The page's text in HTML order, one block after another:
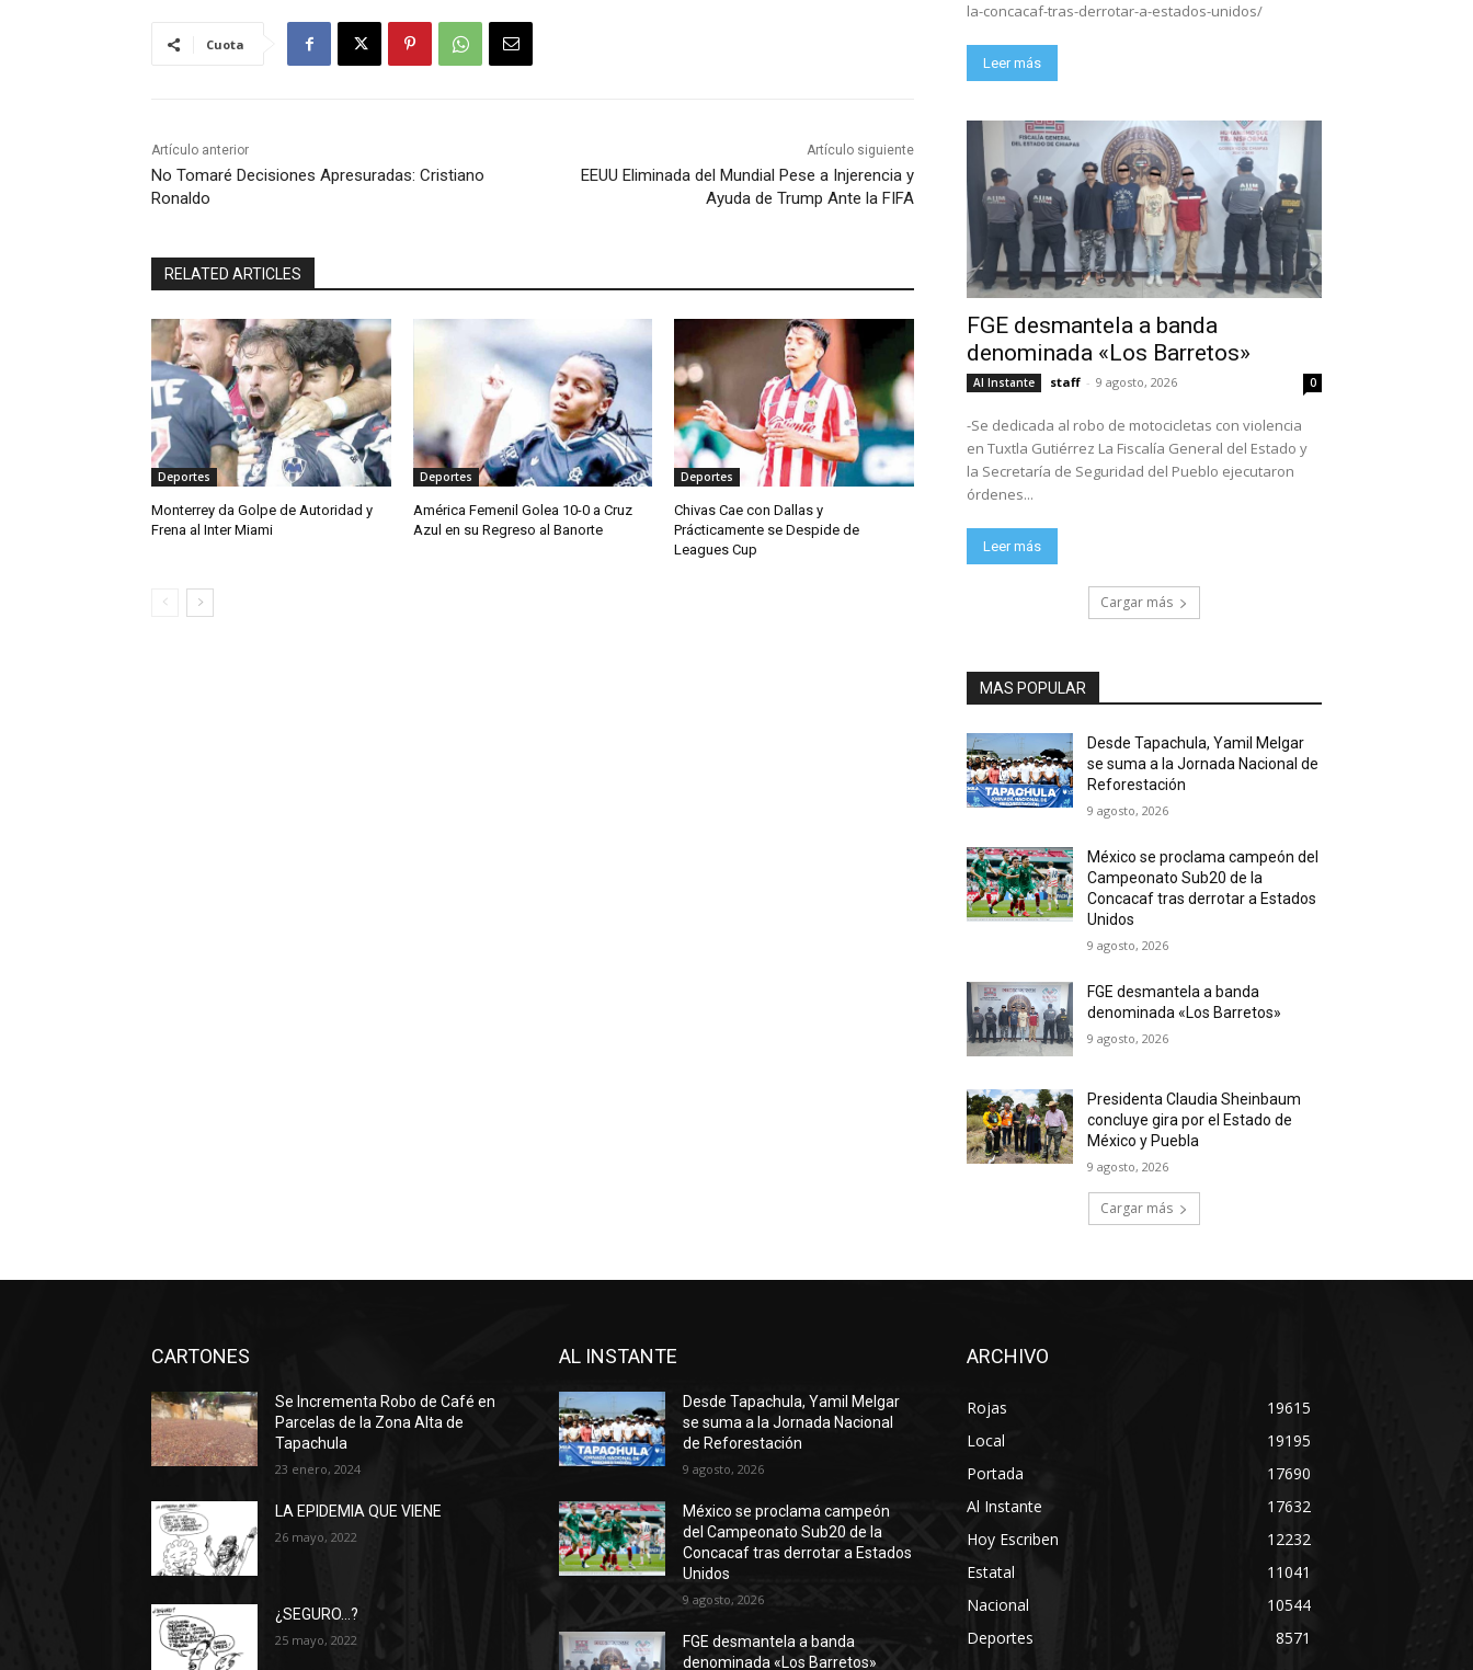
Cuota
Artículo anterior
No Tomaré Decisiones Apresuradas: Cristiano
Ronaldo
Artículo siguiente
EEUU Eliminada del Mundial Pese a Injerencia y
Ayuda de Trump Ante la FIFA
RELATED ARTICLES
Deportes
Monterrey da Golpe de Autoridad y
Frena al Inter Miami
Deportes
América Femenil Golea 10-0 a Cruz
Azul en su Regreso al Banorte
Deportes
Chivas Cae con Dallas y
Prácticamente se Despide de
Leagues Cup
la-concacaf-tras-derrotar-a-estados-unidos/
Leer más
FGE desmantela a banda
denominada «Los Barretos»
Al Instante staff - 9 agosto, 2026 0
-Se dedicada al robo de motocicletas con violencia
en Tuxtla Gutiérrez La Fiscalía General del Estado y
la Secretaría de Seguridad del Pueblo ejecutaron
órdenes...
Leer más
Cargar más
MAS POPULAR
Desde Tapachula, Yamil Melgar
se suma a la Jornada Nacional de
Reforestación
9 agosto, 2026
México se proclama campeón del
Campeonato Sub20 de la
Concacaf tras derrotar a Estados
Unidos
9 agosto, 2026
FGE desmantela a banda
denominada «Los Barretos»
9 agosto, 2026
Presidenta Claudia Sheinbaum
concluye gira por el Estado de
México y Puebla
9 agosto, 2026
Cargar más
CARTONES
Se Incrementa Robo de Café en
Parcelas de la Zona Alta de
Tapachula
23 enero, 2024
LA EPIDEMIA QUE VIENE
26 mayo, 2022
¿SEGURO…?
25 mayo, 2022
AL INSTANTE
Desde Tapachula, Yamil Melgar
se suma a la Jornada Nacional
de Reforestación
9 agosto, 2026
México se proclama campeón
del Campeonato Sub20 de la
Concacaf tras derrotar a Estados
Unidos
9 agosto, 2026
FGE desmantela a banda
denominada «Los Barretos»
ARCHIVO
Rojas
19615
Local
19195
Portada
17690
Al Instante
17632
Hoy Escriben
12232
Estatal
11041
Nacional
10544
Deportes
8571